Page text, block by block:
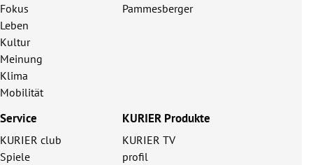
Fokus
Leben
Kultur
Meinung
Klima
Mobilität
Pammesberger
Service
KURIER club
Spiele
KURIER Produkte
KURIER TV
profil